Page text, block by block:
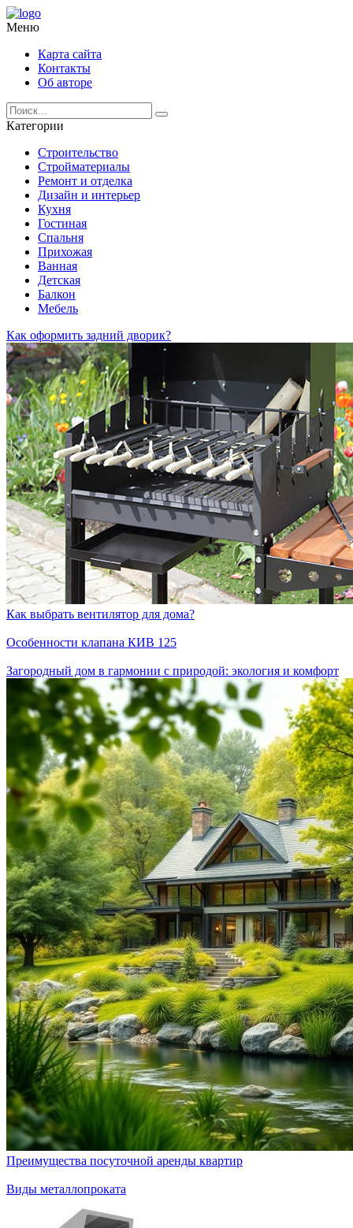
Меню
Карта сайта
Контакты
Об авторе
Категории
Строительство
Стройматериалы
Ремонт и отделка
Дизайн и интерьер
Кухня
Гостиная
Спальня
Прихожая
Ванная
Детская
Балкон
Мебель
Как оформить задний дворик?
Как выбрать вентилятор для дома?
Особенности клапана КИВ 125
Загородный дом в гармонии с природой: экология и комфорт
Преимущества посуточной аренды квартир
Виды металлопроката